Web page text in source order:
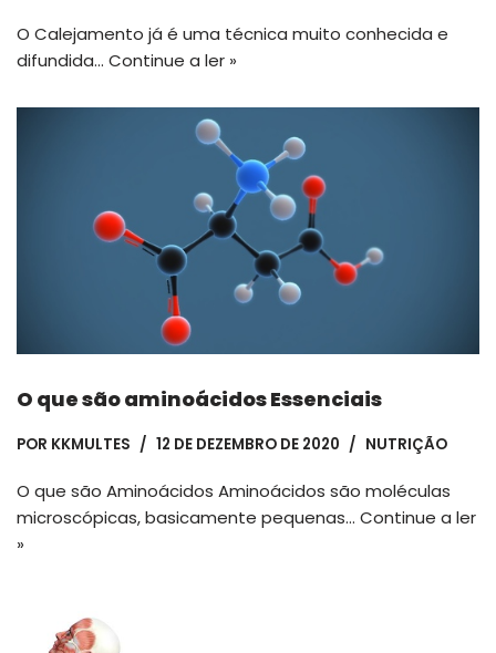
O Calejamento já é uma técnica muito conhecida e
difundida… Continue a ler »
O que são aminoácidos Essenciais
POR KKMULTES 12 DE DEZEMBRO DE 2020 NUTRIÇÃO
O que são Aminoácidos Aminoácidos são moléculas
microscópicas, basicamente pequenas… Continue a ler
»